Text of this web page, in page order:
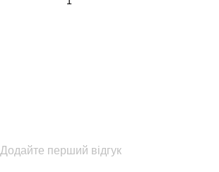
Додайте перший відгук